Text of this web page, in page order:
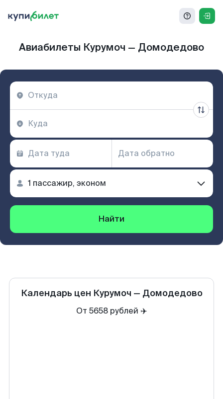
Авиабилеты Курумоч — Домодедово
Найти
Календарь цен Курумоч — Домодедово
От 5658 рублей ✈️